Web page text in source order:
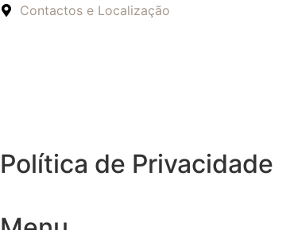
Contactos e Localização
Política de Privacidade